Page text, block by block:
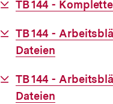
Download-
TB 144 -
Download-
Link:
TB 144 -
Dateien
Download-
Link:
TB 144 -
Dateien